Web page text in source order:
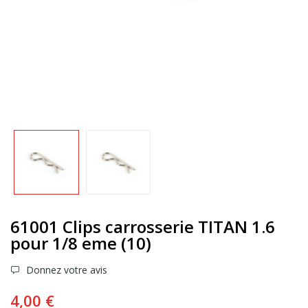
61001 Clips carrosserie TITAN 1.6
pour 1/8 eme (10)
Donnez votre avis
4,00 €